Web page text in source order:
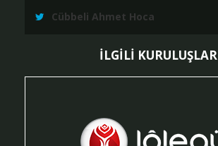
Cübbeli Ahmet Hoca
İLGİLİ KURULUŞLAR